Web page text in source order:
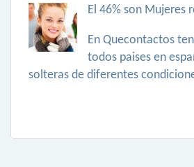
El 46% son Mujeres
En Quecontactos
todos paises en
solteras de diferentes